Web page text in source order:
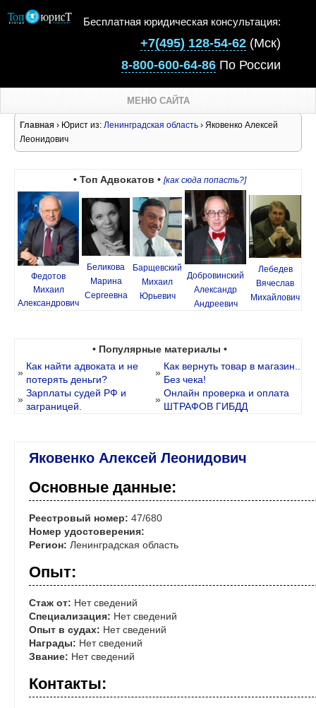
Бесплатная юридическая консультация:
+7(495) 128-54-62 (Мск)
8-800-600-64-86 По России
МЕНЮ САЙТА
Главная › Юрист из: Ленинградская область › Яковенко Алексей
Леонидович
• Топ Адвокатов • [как сюда попасть?]
Федотов
Михаил
Александрович
Беликова
Марина
Сергеевна
Барщевский
Михаил
Юрьевич
Добровинский
Александр
Андреевич
Лебедев
Вячеслав
Михайлович
• Популярные материалы •
»
Как найти адвоката и не
потерять деньги?
»
Как вернуть товар в магазин..
Без чека!
»
Зарплаты судей РФ и
заграницей.
»
Онлайн проверка и оплата
ШТРАФОВ ГИБДД
Яковенко Алексей Леонидович
Основные данные:
Реестровый номер: 47/680
Номер удостоверения:
Регион: Ленинградская область
Опыт:
Стаж от: Нет сведений
Специализация: Нет сведений
Опыт в судах: Нет сведений
Награды: Нет сведений
Звание: Нет сведений
Контакты: